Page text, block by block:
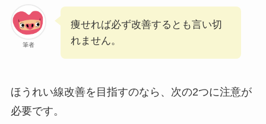
筆者
痩せれば必ず改善するとも言い切
れません。
ほうれい線改善を目指すのなら、次の2つに注意が
必要です。